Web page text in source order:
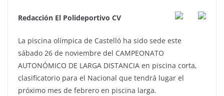
Redacción El Polideportivo CV
La piscina olímpica de Castelló ha sido sede este
sábado 26 de noviembre del CAMPEONATO
AUTONÓMICO DE LARGA DISTANCIA en piscina corta,
clasificatorio para el Nacional que tendrá lugar el
próximo mes de febrero en piscina larga.